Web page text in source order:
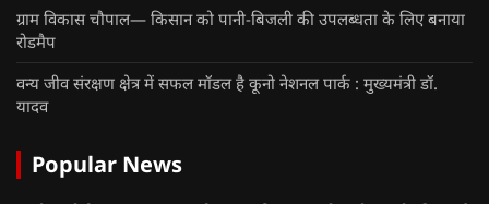
ग्राम विकास चौपाल— किसान को पानी-बिजली की उपलब्धता के लिए बनाया
रोडमैप
वन्य जीव संरक्षण क्षेत्र में सफल मॉडल है कूनो नेशनल पार्क : मुख्यमंत्री डॉ.
यादव
Popular News